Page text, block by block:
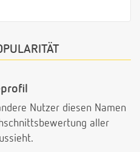
Nutzer diesen Namen
aller